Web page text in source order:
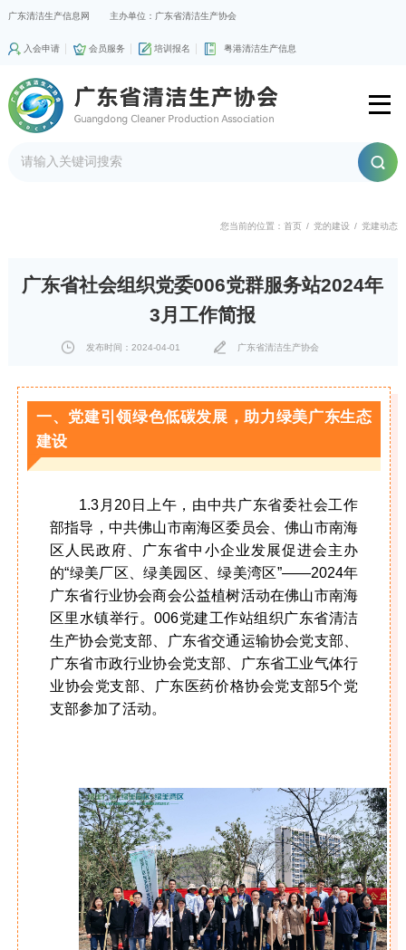
广东清洁生产信息网 主办单位：广东省清洁生产协会
入会申请 会员服务 培训报名 粤港清洁生产信息
您当前的位置：首页 / 党的建设 / 党建动态
广东省社会组织党委006党群服务站2024年
3月工作简报
发布时间：2024-04-01 广东省清洁生产协会
一、党建引领绿色低碳发展，助力绿美广东生态
建设
1.3月20日上午，由中共广东省委社会工作
部指导，中共佛山市南海区委员会、佛山市南海
区人民政府、广东省中小企业发展促进会主办
的“绿美厂区、绿美园区、绿美湾区”——2024年
广东省行业协会商会公益植树活动在佛山市南海
区里水镇举行。006党建工作站组织广东省清洁
生产协会党支部、广东省交通运输协会党支部、
广东省市政行业协会党支部、广东省工业气体行
业协会党支部、广东医药价格协会党支部5个党
支部参加了活动。